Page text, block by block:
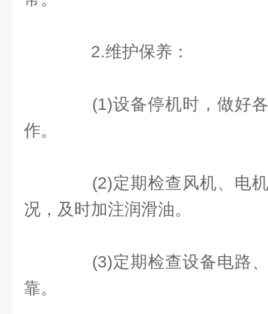
2.维护保养：
(1)设备停机时，做好各
作。
(2)定期检查风机、电机
况，及时加注润滑油。
(3)定期检查设备电路、
靠。